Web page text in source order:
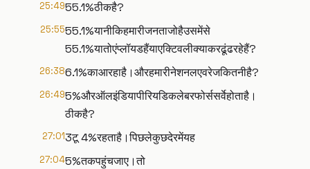
25:4955.1%ठीकहै?
25:5555.1%यानीकिहमारीजनताजोहैउसमेंसे
55.1%यातोएंप्लॉयडहैंयाएक्टिवलीक्याकरढूंढरहेहैं?
26:386.1%काआरहाहै।औरहमारीनेशनलएवरेजकितनीहै?
26:495%औरऑलइंडियापीरियडिकलेबरफोर्ससर्वेहोताहै।
ठीकहै?
27:013टू 4%रहताहै।पिछलेकुछदेरमेंयह
27:045%तकपहुंचजाए।तो